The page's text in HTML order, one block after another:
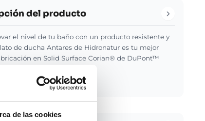
de las cookies
del producto
el nivel de tu baño con un producto resistente y
de ducha Antares de Hidronatur es tu mejor
en Solid Surface Corian® de DuPont™